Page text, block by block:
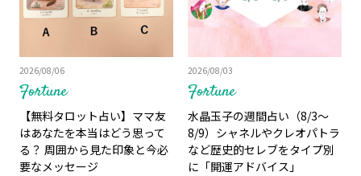
Fortune
2026/08/06
【無料タロット占い】ママ友
はあなたを本当はどう思って
る？ 周囲から見た印象と今必
要なメッセージ
Fortune
2026/08/03
水晶玉子の週間占い（8/3～
8/9）シャネルやクレオパトラ
など歴史的セレブをタイプ別
に「開運アドバイス」